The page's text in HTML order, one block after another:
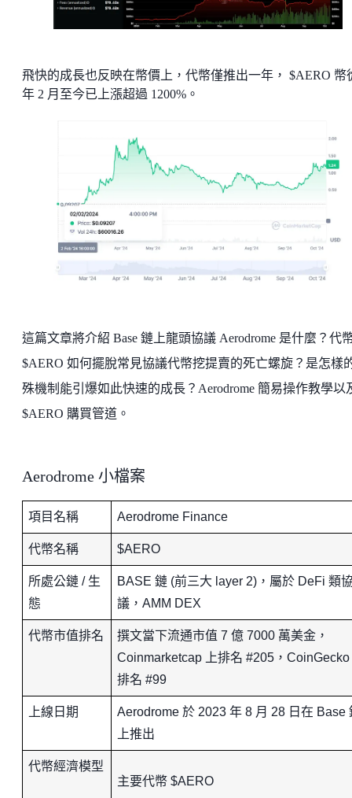
飛快的成長也反映在幣價上，代幣僅推出一年， $AERO 幣
年 2 月至今已上漲超過 1200%。
這篇文章將介紹 Base 鏈上龍頭協議 Aerodrome 是什麼？代
$AERO 如何擺脫常見協議代幣挖提賣的死亡螺旋？是怎樣
殊機制能引爆如此快速的成長？Aerodrome 簡易操作教學以
$AERO 購買管道。
Aerodrome 小檔案
項目名稱 Aerodrome Finance
代幣名稱 $AERO
所處公鏈 / 生
態
BASE 鏈 (前三大 layer 2)，屬於 DeFi 類
議，AMM DEX
代幣市值排名
撰文當下流通市值 7 億 7000 萬美金，
Coinmarketcap 上排名 #205，CoinGecko
排名 #99
上線日期
Aerodrome 於 2023 年 8 月 28 日在 Base
上推出
代幣經濟模型
主要代幣$AERO